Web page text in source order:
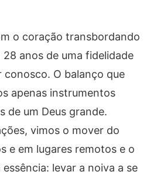
o coração transbordando
anos de uma fidelidade
conosco. O balanço que
apenas instrumentos
de um Deus grande.
vimos o mover do
e em lugares remotos e o
levar a noiva a se